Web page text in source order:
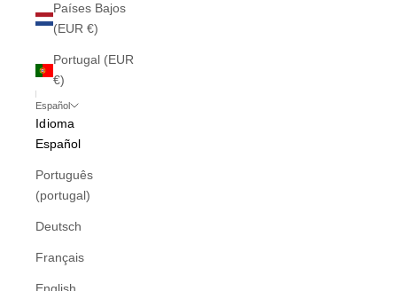
Países Bajos
(EUR €)
Portugal (EUR
€)
Español
Idioma
Español
Português
(portugal)
Deutsch
Français